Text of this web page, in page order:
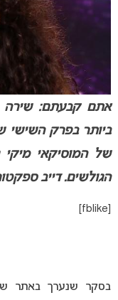
אתם קבעתם: שירה
ביותר בפרק השישי
הגולשים. דייב
בסקר שנערך באתר